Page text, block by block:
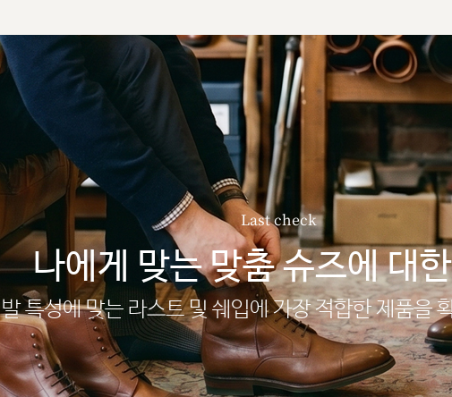
Last check
나에게 맞는 맞춤 슈즈에 대
발 특성에 맞는 라스트 및 쉐입에 가장 적합한 제품을